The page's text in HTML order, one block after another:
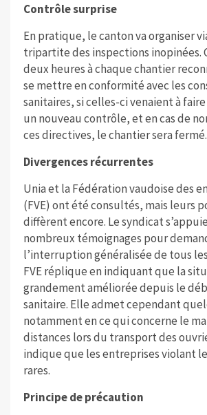
Contrôle surprise
En pratique, le canton va organiser
tripartite des inspections inopinées.
deux heures à chaque chantier
se mettre en conformité avec les
sanitaires, si celles-ci venaient à
un nouveau contrôle, et en cas de
ces directives, le chantier sera fermé.
Divergences récurrentes
Unia et la Fédération vaudoise des
(FVE) ont été consultés, mais leurs
diffèrent encore. Le syndicat
nombreux témoignages pour
l’interruption généralisée de tous
FVE réplique en indiquant que la
grandement améliorée depuis le
sanitaire. Elle admet cependant
notamment en ce qui concerne le
distances lors du transport des
indique que les entreprises violant
rares.
Principe de précaution